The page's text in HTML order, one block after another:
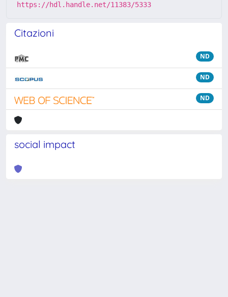
https://hdl.handle.net/11383/5333
Citazioni
ND
ND
ND
social impact